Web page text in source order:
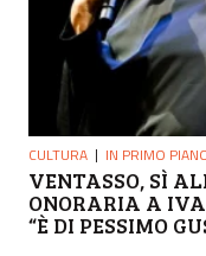
CULTURA IN PRIMO
VENTASSO, SÌ
ONORARIA A
“È DI PESSIMO